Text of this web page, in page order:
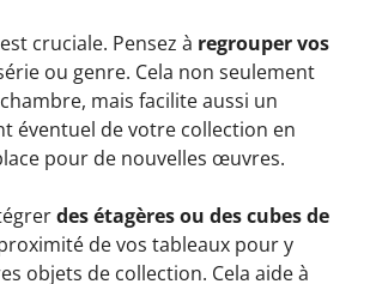
cruciale. Pensez à regrouper vos
ou genre. Cela non seulement
mais facilite aussi un
éventuel de votre collection en
pour de nouvelles œuvres.
des étagères ou des cubes de
de vos tableaux pour y
objets de collection. Cela aide à